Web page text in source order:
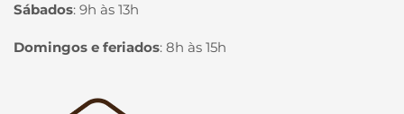
Sábados: 9h às 13h
Domingos e feriados: 8h às 15h
Página inicial